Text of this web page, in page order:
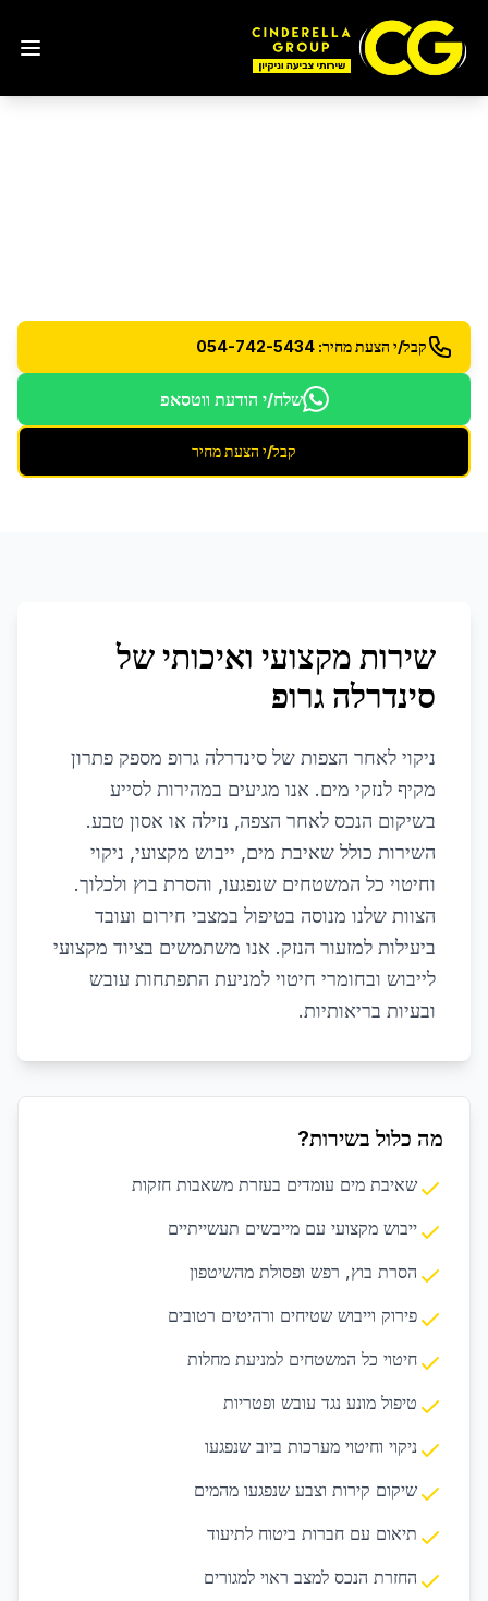
קבל/י הצעת מחיר: 054-742-5434
שלח/י הודעת ווטסאפ
קבל/י הצעת מחיר
שירות מקצועי ואיכותי של
סינדרלה גרופ
ניקוי לאחר הצפות של סינדרלה גרופ מספק פתרון
מקיף לנזקי מים. אנו מגיעים במהירות לסייע
בשיקום הנכס לאחר הצפה, נזילה או אסון טבע.
השירות כולל שאיבת מים, ייבוש מקצועי, ניקוי
וחיטוי כל המשטחים שנפגעו, והסרת בוץ ולכלוך.
הצוות שלנו מנוסה בטיפול במצבי חירום ועובד
ביעילות למזעור הנזק. אנו משתמשים בציוד מקצועי
לייבוש ובחומרי חיטוי למניעת התפתחות עובש
ובעיות בריאותיות.
מה כלול בשירות?
שאיבת מים עומדים בעזרת משאבות חזקות
ייבוש מקצועי עם מייבשים תעשייתיים
הסרת בוץ, רפש ופסולת מהשיטפון
פירוק וייבוש שטיחים ורהיטים רטובים
חיטוי כל המשטחים למניעת מחלות
טיפול מונע נגד עובש ופטריות
ניקוי וחיטוי מערכות ביוב שנפגעו
שיקום קירות וצבע שנפגעו מהמים
תיאום עם חברות ביטוח לתיעוד
החזרת הנכס למצב ראוי למגורים